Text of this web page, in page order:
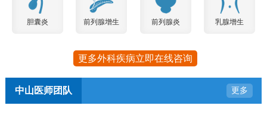
胆囊炎 前列腺增生 前列腺炎 乳腺增生
更多外科疾病立即在线咨询
中山医师团队 更多